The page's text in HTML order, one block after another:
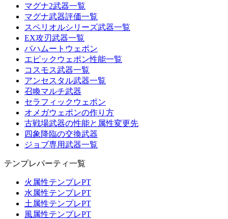
マグナ2武器一覧
マグナ武器評価一覧
スペリオルシリーズ武器一覧
EX攻刃武器一覧
バハムートウェポン
エピックウェポン性能一覧
コスモス武器一覧
アンセスタル武器一覧
召喚マルチ武器
セラフィックウェポン
オメガウェポンの作り方
古戦場武器の性能と属性変更先
四象降臨の交換武器
ジョブ専用武器一覧
テンプレパーティ一覧
火属性テンプレPT
水属性テンプレPT
土属性テンプレPT
風属性テンプレPT